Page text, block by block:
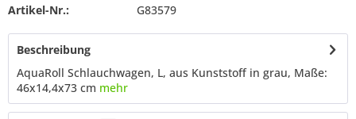
Artikel-Nr.: G83579
Beschreibung
AquaRoll Schlauchwagen, L, aus Kunststoff in grau, Maße:
46x14,4x73 cm mehr